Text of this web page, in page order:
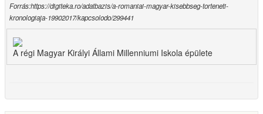
Forrás:https://digiteka.ro/adatbazis/a-romaniai-magyar-kisebbseg-torteneti-
kronologiaja-19902017/kapcsolodo/299441
A régi Magyar Királyi Állami Millenniumi Iskola épülete